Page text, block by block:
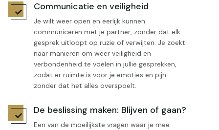
 Communicatie en veiligheid
Je wilt weer open en eerlijk kunnen
communiceren met je partner, zonder dat elk
gesprek uitloopt op ruzie of verwijten. Je zoekt
naar manieren om weer veiligheid en
verbondenheid te voelen in jullie gesprekken,
zodat er ruimte is voor je emoties en pijn
zonder dat het alles overspoelt.
 De beslissing maken: Blijven of gaan?
Een van de moeilijkste vragen waar je mee